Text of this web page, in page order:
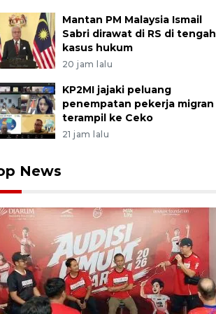
Mantan PM Malaysia Ismail
Sabri dirawat di RS di tengah
kasus hukum
20 jam lalu
KP2MI jajaki peluang
penempatan pekerja migran
terampil ke Ceko
21 jam lalu
News